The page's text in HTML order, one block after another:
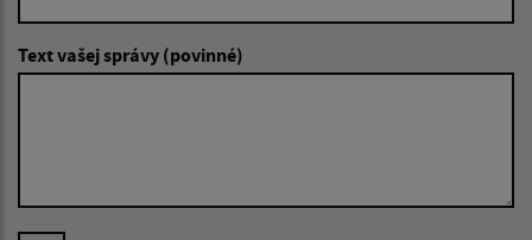
Text vašej správy (povinné)